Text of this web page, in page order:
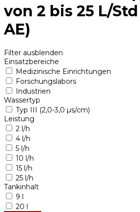
von 2 bis 25 L/
AE)
Filter ausblenden
Einsatzbereiche
Medizinische Einrichtungen
Forschungslabors
Industrien
Wassertyp
Typ III (2,0-3,0 µs/cm)
Leistung
2 l/h
4 l/h
5 l/h
10 l/h
15 l/h
25 l/h
Tankinhalt
9 l
20 l